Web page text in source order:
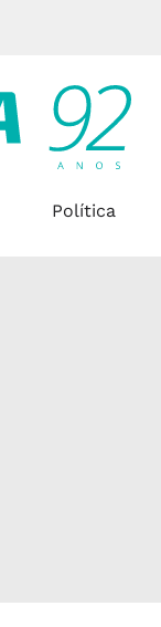
Política